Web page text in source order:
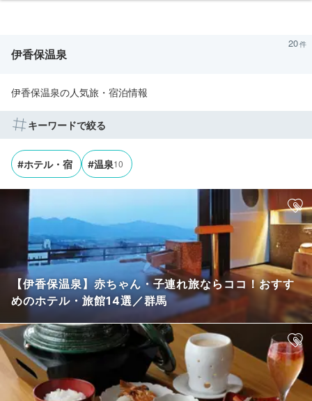
伊香保温泉
20
伊香保温泉の人気旅・宿泊情報
キーワードで絞る
#ホテル・宿 #温泉10
【伊香保温泉】赤ちゃん・子連れ旅ならココ！おすす
めのホテル・旅館14選／群馬